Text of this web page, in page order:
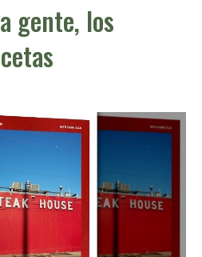
gente, los